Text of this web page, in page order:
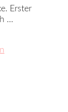
Erster
…